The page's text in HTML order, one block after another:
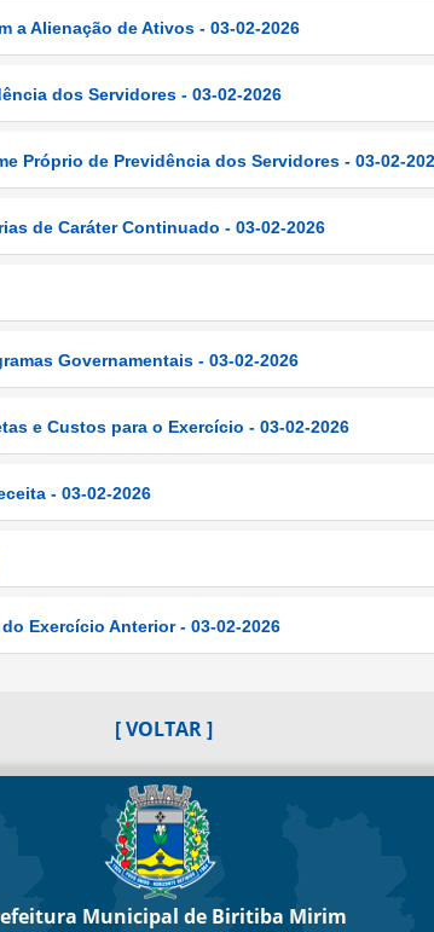
a Alienação de Ativos - 03-02-2026
dos Servidores - 03-02-2026
Próprio de Previdência dos Servidores - 03-02-
de Caráter Continuado - 03-02-2026
Governamentais - 03-02-2026
e Custos para o Exercício - 03-02-2026
- 03-02-2026
Exercício Anterior - 03-02-2026
[ VOLTAR ]
Municipal de Biritiba Mirim